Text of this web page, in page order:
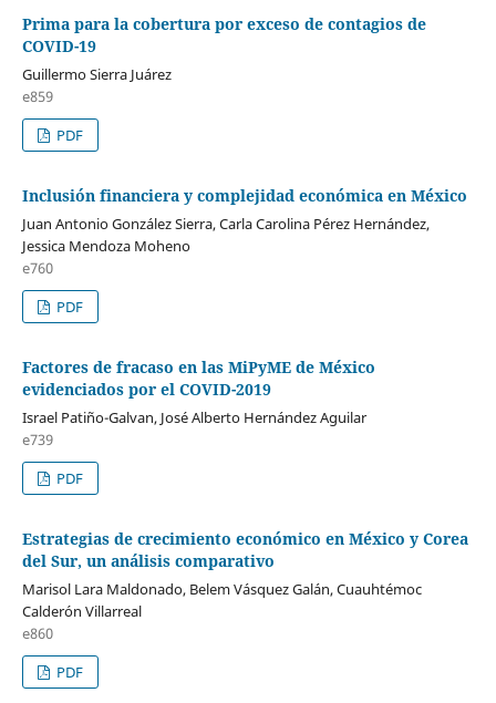
Prima para la cobertura por exceso de contagios de
COVID-19
Guillermo Sierra Juárez
e859
PDF
Inclusión financiera y complejidad económica en México
Juan Antonio González Sierra, Carla Carolina Pérez Hernández,
Jessica Mendoza Moheno
e760
PDF
Factores de fracaso en las MiPyME de México
evidenciados por el COVID-2019
Israel Patiño-Galvan, José Alberto Hernández Aguilar
e739
PDF
Estrategias de crecimiento económico en México y Corea
del Sur, un análisis comparativo
Marisol Lara Maldonado, Belem Vásquez Galán, Cuauhtémoc
Calderón Villarreal
e860
PDF